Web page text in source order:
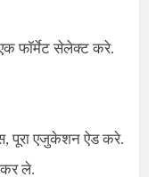
फॉर्मेट सेलेक्ट करे.
पूरा एजुकेशन ऐड करे.
कर ले.